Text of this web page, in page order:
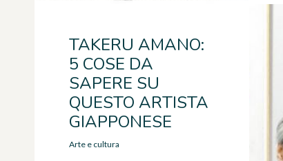
TAKERU AMANO:
5 COSE DA
SAPERE SU
QUESTO ARTISTA
GIAPPONESE
Arte e cultura